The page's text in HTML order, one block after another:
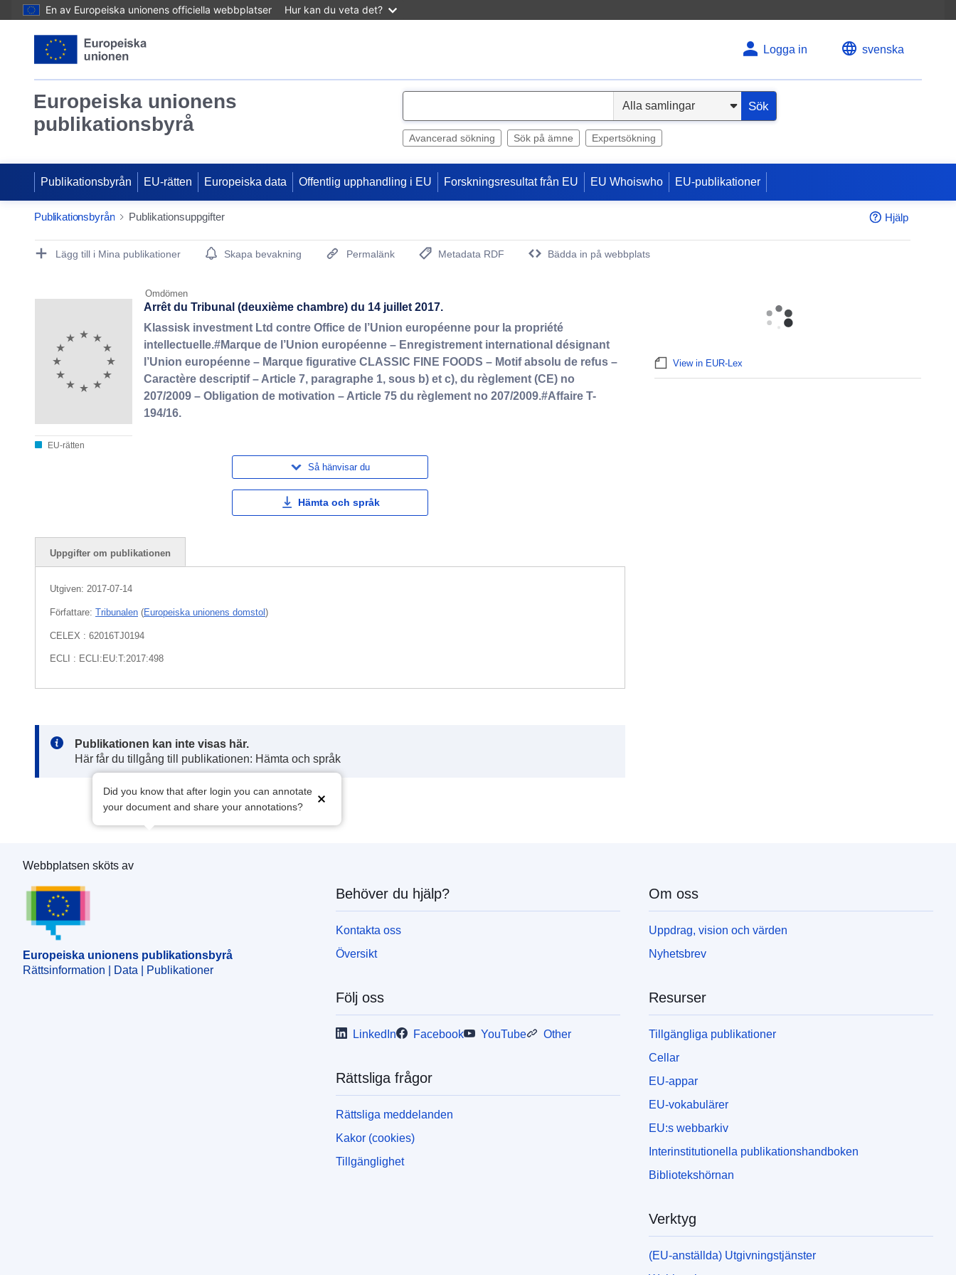
En av Europeiska unionens officiella webbplatser Hur kan du veta det?
Logga in svenska
Europeiska unionens
publikationsbyrå
e
Sök
Avancerad sökning Sök på ämne Expertsökning
Publikationsbyrån EU-rätten Europeiska data Offentlig upphandling i EU Forskningsresultat från EU EU Whoiswho EU-publikationer
Publikationsbyrån Publikationsuppgifter Hjälp
Publication Detail Actions Portlet
Lägg till i Mina publikationer Skapa bevakning Permalänk
Metadata RDF
Bädda in på webbplats
Omdömen
EU-rätten
Arrêt du Tribunal (deuxième chambre) du 14 juillet 2017.
Klassisk investment Ltd contre Office de l’Union européenne pour la propriété
intellectuelle.#Marque de l’Union européenne – Enregistrement international désignant
l’Union européenne – Marque figurative CLASSIC FINE FOODS – Motif absolu de refus –
Caractère descriptif – Article 7, paragraphe 1, sous b) et c), du règlement (CE) no
207/2009 – Obligation de motivation – Article 75 du règlement no 207/2009.#Affaire T-
194/16.
Så hänvisar du
Hämta och språk
Uppgifter om publikationen
Utgiven: 2017-07-14
Författare: Tribunalen (Europeiska unionens domstol )
CELEX : 62016TJ0194
ECLI : ECLI:EU:T:2017:498
Note:
Publikationen kan inte visas här.
Här får du tillgång till publikationen: Hämta och språk
Did you know that after login you can annotate
your document and share your annotations?
View in EUR-Lex
Europeiska unionens publikationsbyrå
Webbplatsen sköts av
Europeiska unionens publikationsbyrå
Rättsinformation | Data | Publikationer
Behöver du hjälp?
Kontakta oss
Översikt
Följ oss
LinkedIn Facebook YouTube Other
Rättsliga frågor
Rättsliga meddelanden
Kakor (cookies)
Tillgänglighet
Om oss
Uppdrag, vision och värden
Nyhetsbrev
Resurser
Tillgängliga publikationer
Cellar
EU-appar
EU-vokabulärer
EU:s webbarkiv
Interinstitutionella publikationshandboken
Bibliotekshörnan
Verktyg
(EU-anställda) Utgivningstjänster